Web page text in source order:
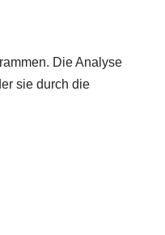
Die Analyse
sie durch die